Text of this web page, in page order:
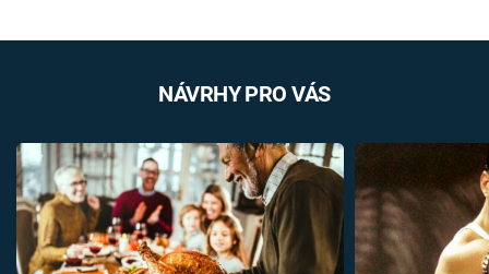
NÁVRHY PRO VÁS